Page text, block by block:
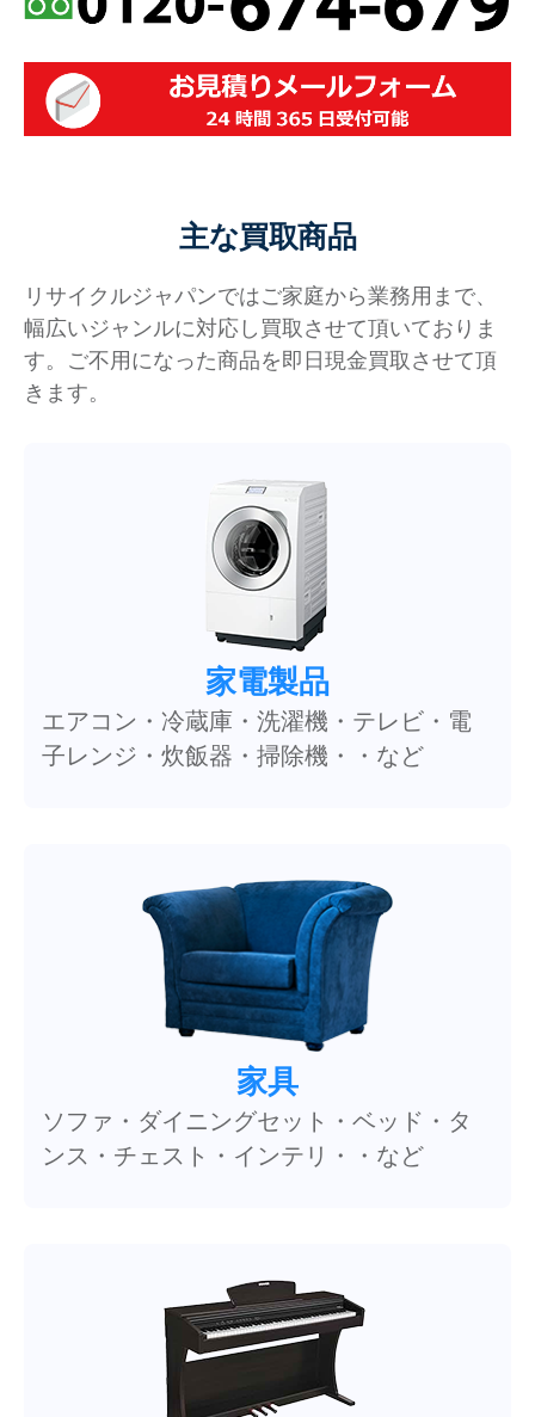
主な買取商品
リサイクルジャパンではご家庭から業務用まで、
幅広いジャンルに対応し買取させて頂いておりま
す。ご不用になった商品を即日現金買取させて頂
きます。
家電製品
エアコン・冷蔵庫・洗濯機・テレビ・電
子レンジ・炊飯器・掃除機・・など
家具
ソファ・ダイニングセット・ベッド・タ
ンス・チェスト・インテリ・・など